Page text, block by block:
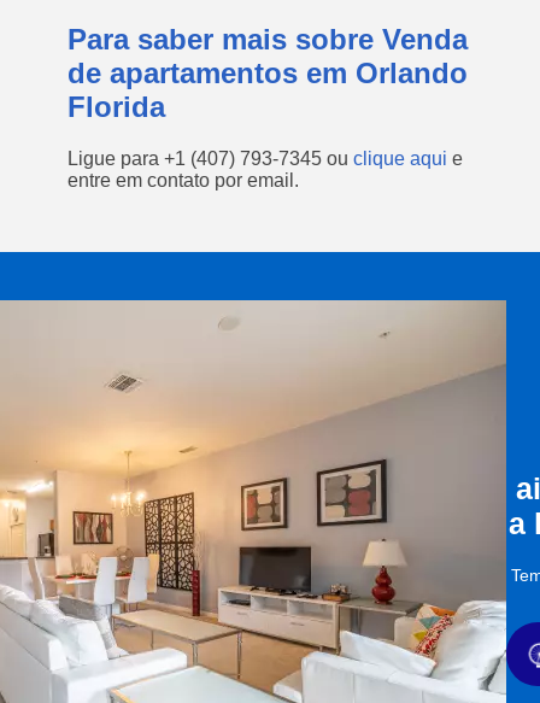
Para saber mais sobre Venda
de apartamentos em Orlando
Florida
Ligue para +1 (407) 793-7345 ou clique aqui e
entre em contato por email.
a